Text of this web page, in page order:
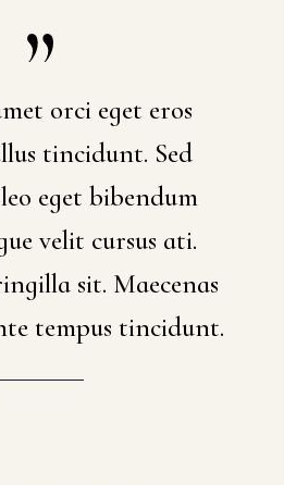
orci eget eros
tincidunt. Sed
eget bibendum
velit cursus ati.
sit. Maecenas
tempus tincidunt.